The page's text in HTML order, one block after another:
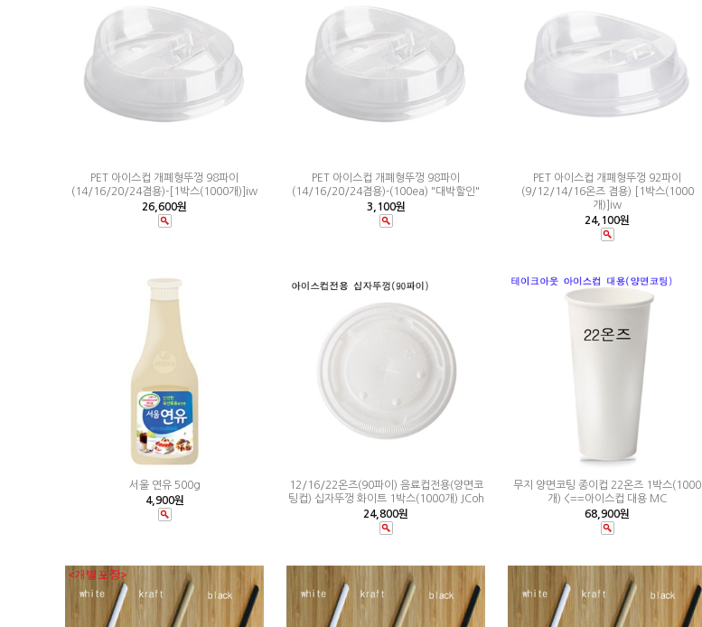
PET 아이스컵 개폐형뚜껑 98파이
(14/16/20/24겸용)-[1박스(1000개)]iw
26,600원
PET 아이스컵 개폐형뚜껑 98파이
(14/16/20/24겸용)-(100ea) "대박할인"
3,100원
PET 아이스컵 개폐형뚜껑 92파이
(9/12/14/16온즈 겸용) [1박스(1000
개)]iw
24,100원
서울 연유 500g
4,900원
12/16/22온즈(90파이) 음료컵전용(양면코
팅컵) 십자뚜껑 화이트 1박스(1000개) JCoh
24,800원
무지 양면코팅 종이컵 22온즈 1박스(1000
개) <==아이스컵 대용 MC
68,900원